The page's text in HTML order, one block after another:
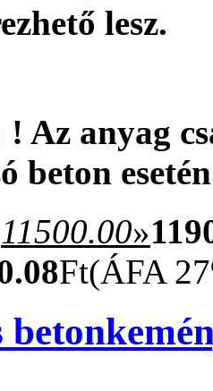
lesz.
Az anyag
beton
11500.00»
Ft(ÁFA